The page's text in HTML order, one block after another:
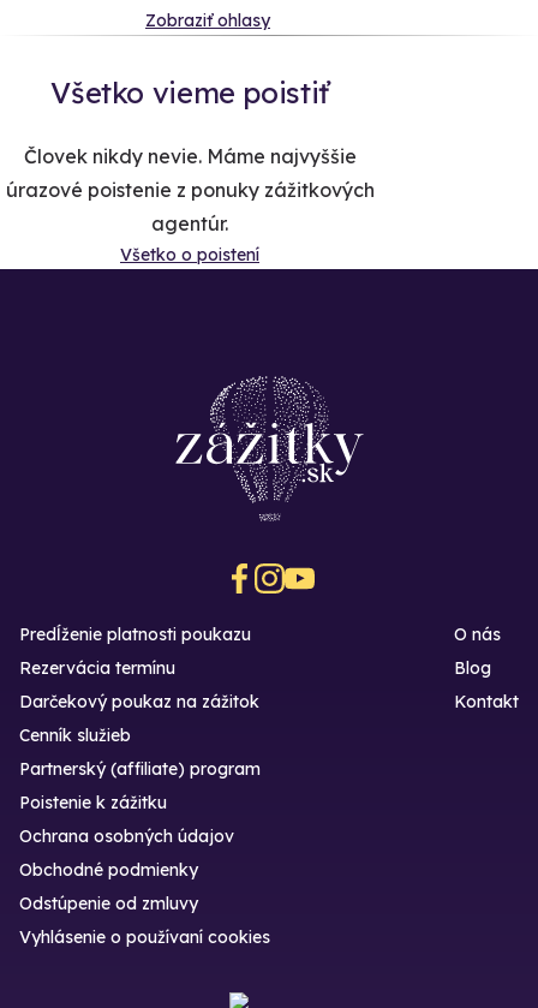
Zobraziť ohlasy
Všetko vieme poistiť
Človek nikdy nevie. Máme najvyššie
úrazové poistenie z ponuky zážitkových
agentúr.
Všetko o poistení
Predĺženie platnosti poukazu
Rezervácia termínu
Darčekový poukaz na zážitok
O nás
Blog
Kontakt
Cenník služieb
Partnerský (affiliate) program
Poistenie k zážitku
Ochrana osobných údajov
Obchodné podmienky
Odstúpenie od zmluvy
Vyhlásenie o používaní cookies